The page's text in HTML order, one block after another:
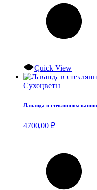
Quick View
Сухоцветы
Лаванда в стеклянном кашпо
4700,00 ₽